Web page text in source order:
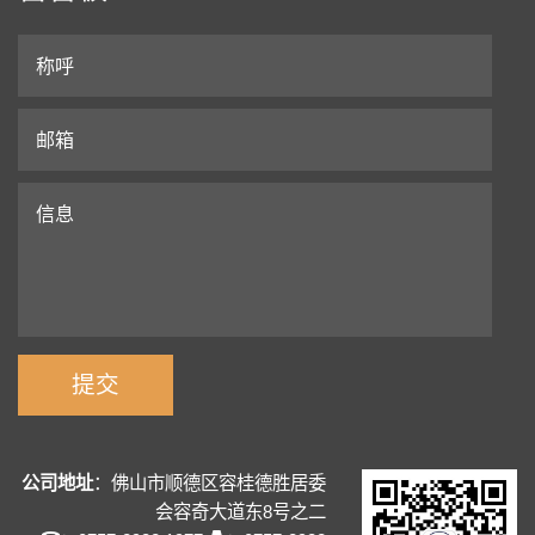
公司地址：佛山市顺德区容桂德胜居委
会容奇大道东8号之二